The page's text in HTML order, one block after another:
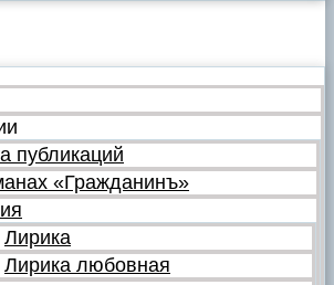
публикаций
«Гражданинъ»
Лирика
Лирика любовная